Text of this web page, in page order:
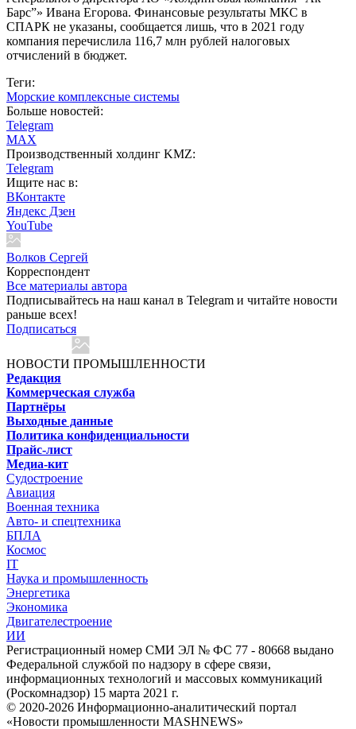
Барс”» Ивана Егорова. Финансовые результаты МКС в
СПАРК не указаны, сообщается лишь, что в 2021 году
компания перечислила 116,7 млн рублей налоговых
отчислений в бюджет.
Теги:
Морские комплексные системы
Больше новостей:
Telegram
MAX
Производственный холдинг KMZ:
Telegram
Ищите нас в:
ВКонтакте
Яндекс Дзен
YouTube
Волков Сергей
Корреспондент
Все материалы автора
Подписывайтесь на наш канал в Telegram и читайте новости
раньше всех!
Подписаться
НОВОСТИ ПРОМЫШЛЕННОСТИ
Редакция
Коммерческая служба
Партнёры
Выходные данные
Политика конфиденциальности
Прайс-лист
Медиа-кит
Судостроение
Авиация
Военная техника
Авто- и спецтехника
БПЛА
Космос
IT
Наука и промышленность
Энергетика
Экономика
Двигателестроение
ИИ
Регистрационный номер СМИ ЭЛ № ФС 77 - 80668 выдано
Федеральной службой по надзору в сфере связи,
информационных технологий и массовых коммуникаций
(Роскомнадзор) 15 марта 2021 г.
© 2020-2026 Информационно-аналитический портал
«Новости промышленности MASHNEWS»